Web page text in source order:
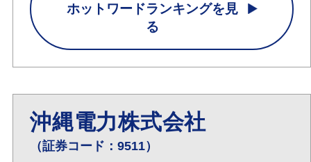
ホットワードランキングを見
る
沖縄電力株式会社
（証券コード：9511）